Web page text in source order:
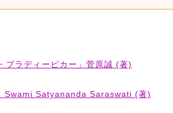
プラディーピカー」菅原誠 (著)
Swami Satyananda Saraswati (著)